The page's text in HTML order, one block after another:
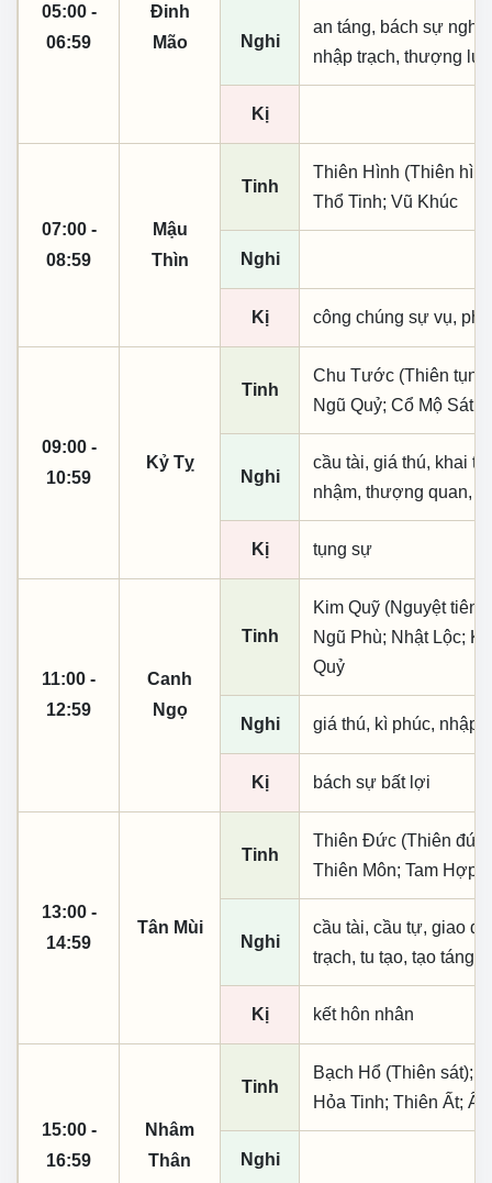
05:00 -
06:59
Đinh
Mão
Nghi
an táng, bách sự nghi
nhập trạch, thượng
Kị
07:00 -
08:59
Mậu
Thìn
Tinh
Thiên Hình (Thiên
Thổ Tinh; Vũ Khúc
Nghi
Kị công chúng sự vụ,
09:00 -
10:59
Kỷ Tỵ
Tinh
Chu Tước (Thiên
Ngũ Quỷ; Cổ Mộ Sát;
Nghi
cầu tài, giá thú, khai
nhậm, thượng quan,
Kị tụng sự
11:00 -
12:59
Canh
Ngọ
Tinh
Kim Quỹ (Nguyệt
Ngũ Phù; Nhật Lộc;
Quỷ
Nghi giá thú, kì phúc, nhập
Kị bách sự bất lợi
13:00 -
14:59
Tân Mùi
Tinh
Thiên Đức (Thiên
Thiên Môn; Tam Hợp;
Nghi
cầu tài, cầu tự, giao
trạch, tu tạo, tạo táng,
Kị kết hôn nhân
15:00 -
16:59
Nhâm
Thân
Tinh
Bạch Hổ (Thiên sát);
Hỏa Tinh; Thiên Ất;
Nghi